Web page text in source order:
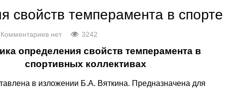
свойств темперамента в спорте
Комментариев нет 3242
определения свойств темперамента в
спортивных коллективах
в изложении Б.А. Вяткина. Предназначена для